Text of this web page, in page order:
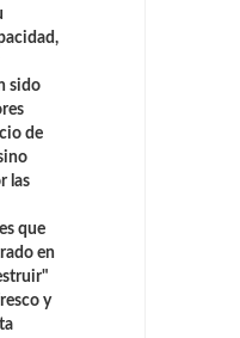
sido
de
las
que
en
y